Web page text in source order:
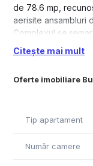
Oferte imobiliare
de 78.6 mp,
aerisite ansambluri
Complexul se
largi și bine
de joacă dedicate
permanentă (24/7)
Locuința este
integral pe
combinei
Citește mai mult
Tip apartament
Număr camere